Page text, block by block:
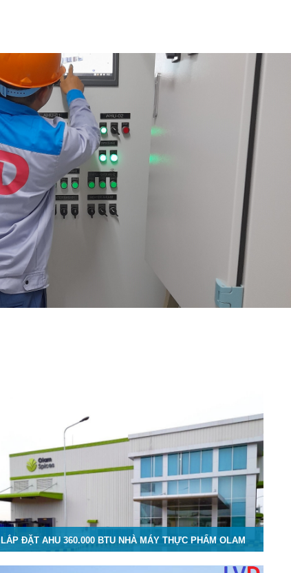
LẮP ĐẶT AHU 360.000 BTU NHÀ MÁY THỰC PHẨM OLAM